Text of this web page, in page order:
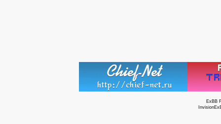
ExBB